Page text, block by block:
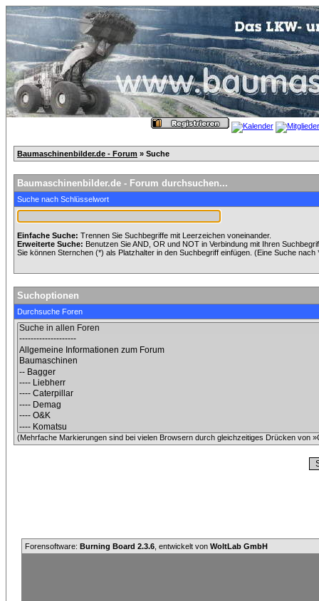
Baumaschinenbilder.de - Forum » Suche
Baumaschinenbilder.de - Forum durchsuchen...
Suche nach Schlüsselwort
Einfache Suche: Trennen Sie Suchbegriffe mit Leerzeichen voneinander.
Erweiterte Suche: Benutzen Sie AND, OR und NOT in Verbindung mit Ihren
Sie können Sternchen (*) als Platzhalter in den Suchbegriff einfügen. (Eine Suche
Suchoptionen
Durchsuche Foren
(Mehrfache Markierungen sind bei vielen Browsern durch gleichzeitiges Drücken von
Forensoftware: Burning Board 2.3.6 , entwickelt von WoltLab GmbH